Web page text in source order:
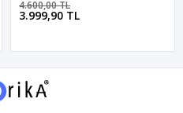
3.999,90 TL
4.600,00 TL